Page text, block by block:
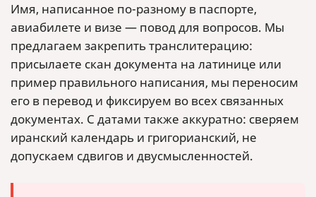
Имя, написанное по-разному в паспорте,
авиабилете и визе — повод для вопросов. Мы
предлагаем закрепить транслитерацию:
присылаете скан документа на латинице или
пример правильного написания, мы переносим
его в перевод и фиксируем во всех связанных
документах. С датами также аккуратно: сверяем
иранский календарь и григорианский, не
допускаем сдвигов и двусмысленностей.